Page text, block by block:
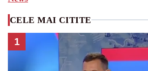
CELE MAI CITITE
1